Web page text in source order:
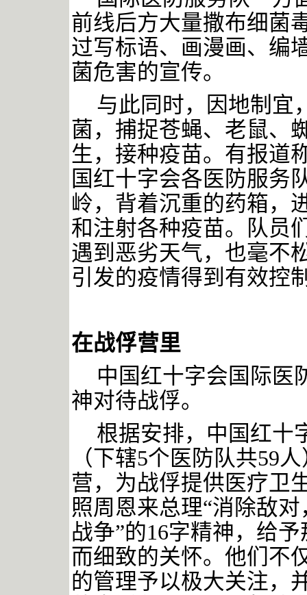
前线后方大量撒布细菌
过写标语、画漫画、编
菌危害的宣传。
与此同时，因地制宜
菌，捕捉苍蝇、老鼠、
生，接种疫苗。有报道
国红十字会各医防服务
岭，背着沉重的药箱，
和注射各种疫苗。队员
遇到恶劣天气，也毫不
引发的疫情得到有效控
在战俘营里
中国红十字会国际医
神对待战俘。
根据安排，中国红十
（下辖5个医防队共59
营，为战俘提供医疗卫
照周恩来总理“消除敌
战争”的16字精神，给
而细致的关怀。他们不
的管理予以极大关注，